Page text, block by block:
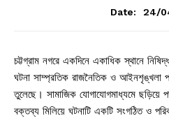
Date:
24/
চট্টগ্রাম নগরে একদিনে একাধিক স্থানে
ঘটনা সাম্প্রতিক রাজনৈতিক ও আইনশৃঙ্খলা
তুলেছে। সামাজিক যোগাযোগমাধ্যমে ছড়িয়ে
বক্তব্য মিলিয়ে ঘটনাটি একটি সংগঠিত ও